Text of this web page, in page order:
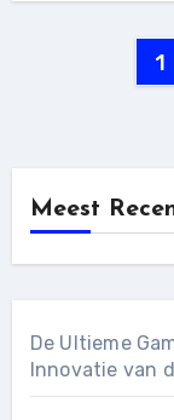
Berichten
1
Meest
De Ultieme
Innovatie van